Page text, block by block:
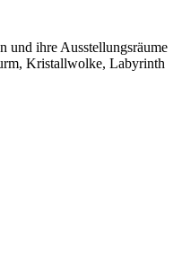
ihre Ausstellungsräume
Kristallwolke, Labyrinth